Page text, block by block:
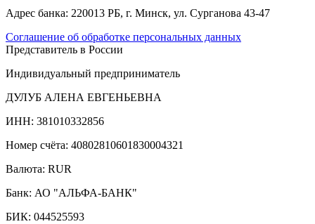
Адрес банка: 220013 РБ, г. Минск, ул. Сурганова 43-47
Соглашение об обработке персональных данных
Представитель в России
Индивидуальный предприниматель
ДУЛУБ АЛЕНА ЕВГЕНЬЕВНА
ИНН: 381010332856
Номер счёта: 40802810601830004321
Валюта: RUR
Банк: АО "АЛЬФА-БАНК"
БИК: 044525593